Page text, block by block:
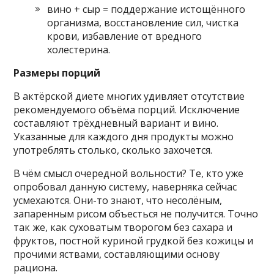
вино + сыр = поддержание истощённого
организма, восстановление сил, чистка
крови, избавление от вредного
холестерина.
Размеры порций
В актёрской диете многих удивляет отсутствие
рекомендуемого объёма порций. Исключение
составляют трёхдневный вариант и вино.
Указанные для каждого дня продукты можно
употреблять столько, сколько захочется.
В чём смысл очередной вольности? Те, кто уже
опробовал данную систему, наверняка сейчас
усмехаются. Они-то знают, что несолёным,
запаренным рисом объесться не получится. Точно
так же, как суховатым творогом без сахара и
фруктов, постной куриной грудкой без кожицы и
прочими яствами, составляющими основу
рациона.